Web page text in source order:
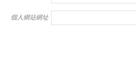
個人網站網址